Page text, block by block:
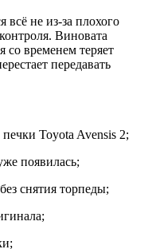
не из-за плохого
Виновата
со временем теряет
передавать
Toyota Avensis 2;
появилась;
снятия торпеды;